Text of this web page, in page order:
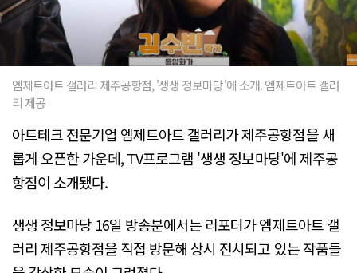
엠제트아트 갤러리 제주공항점, '생생 정보마당'에 소개. 엠제트아트 갤러
리 제공
아트테크 전문기업 엠제트아트 갤러리가 제주공항점을 새
롭게 오픈한 가운데, TV프로그램 '생생 정보마당'에 제주공
항점이 소개됐다.
생생 정보마당 16일 방송분에서는 리포터가 엠제트아트 갤
러리 제주공항점을 직접 방문해 상시 전시되고 있는 작품들